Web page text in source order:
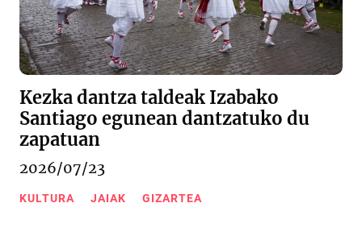
Kezka dantza taldeak Izabako
Santiago egunean dantzatuko du
zapatuan
2026/07/23
KULTURA JAIAK GIZARTEA